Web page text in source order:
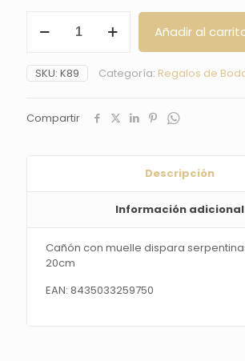
con
dispara
serpentinas
20cm
Añadir al
SKU: K89 Categoría: Regalos de
Compartir
Descripción
Información adicional
Cañón con muelle dispara
20cm
EAN: 8435033259750